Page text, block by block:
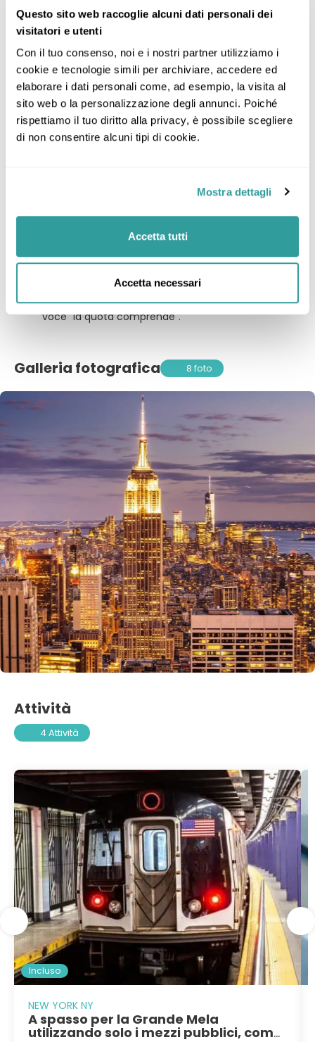
Questo sito web raccoglie alcuni dati personali dei
visitatori e utenti
Con il tuo consenso, noi e i nostri partner utilizziamo i
cookie e tecnologie simili per archiviare, accedere ed
elaborare i dati personali come, ad esempio, la visita al
sito web o la personalizzazione degli annunci. Poiché
rispettiamo il tuo diritto alla privacy, è possibile scegliere
di non consentire alcuni tipi di cookie.
Mostra dettagli
Accetta tutti
Accetta necessari
Le bevande, i pranzi e le cene
Biglietti d’ingresso a musei, monumenti, siti
d’interesse storico/naturalistico/culturale non
menzionati alla voce “la quota comprende”
Qualsiasi extra di carattere personale (ad
esempio telefonate, servizio lavanderia
etc.etc.)
Eventuali tasse per utilizzo delle macchine
parchi/siti/musei e in tutti i luoghi che lo
indicati (da pagare direttamente alla
compagnia aerea all'imbarco)
Tutto quanto non espressamente indicato alla
voce "la quota comprende".
Galleria fotografica 8 foto
Attività
4 Attività
Incluso
NEW YORK NY
A spasso per la Grande Mela
utilizzando solo i mezzi pubblici, come